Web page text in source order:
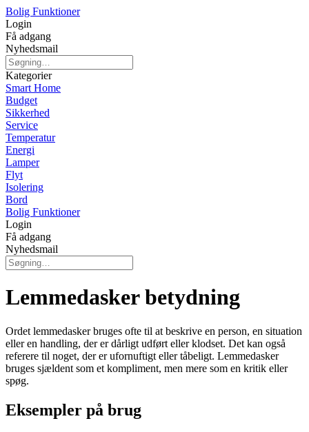
Bolig Funktioner
Login
Få adgang
Nyhedsmail
Kategorier
Smart Home
Budget
Sikkerhed
Service
Temperatur
Energi
Lamper
Flyt
Isolering
Bord
Bolig Funktioner
Login
Få adgang
Nyhedsmail
Lemmedasker betydning
Ordet lemmedasker bruges ofte til at beskrive en person, en situation
eller en handling, der er dårligt udført eller klodset. Det kan også
referere til noget, der er ufornuftigt eller tåbeligt. Lemmedasker
bruges sjældent som et kompliment, men mere som en kritik eller
spøg.
Eksempler på brug